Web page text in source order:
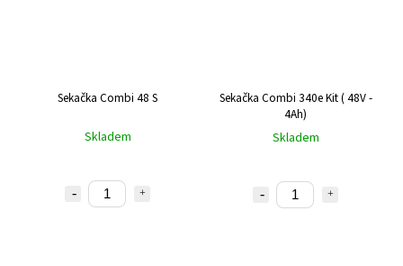
Sekačka Combi 48 S
Skladem
Sekačka Combi 340e Kit ( 48V -
4Ah)
Skladem